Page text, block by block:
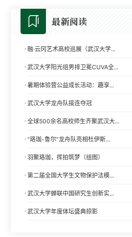
最新阅读
· 融·云冈艺术高校巡展（武汉大学...
· 武汉大学阳光组男排卫冕CUVA全...
· 暑期体验营公益成长活动：趣享...
· 武汉大学龙舟队接连夺冠
· 全球500余名高校师生齐聚武汉大...
· “珞珈-鲁尔”龙舟队亮相杜伊斯...
· 羽聚珞珈，挥拍筑梦（组图）
· 第二届全国大学生文物保护法模...
· 武汉大学蝉联中国研究生创新实...
· 武汉大学年度体坛盛典掠影